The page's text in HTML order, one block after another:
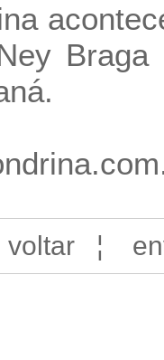
voltar¦